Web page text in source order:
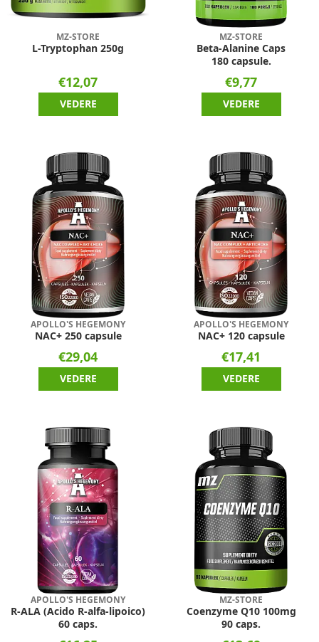
MZ-STORE
L-Tryptophan 250g
€12,07
VEDERE
MZ-STORE
Beta-Alanine Caps
180 capsule.
€9,77
VEDERE
APOLLO'S HEGEMONY
NAC+ 250 capsule
€29,04
VEDERE
APOLLO'S HEGEMONY
NAC+ 120 capsule
€17,41
VEDERE
APOLLO'S HEGEMONY
R-ALA (Acido R-alfa-lipoico)
60 caps.
MZ-STORE
Coenzyme Q10 100mg
90 caps.